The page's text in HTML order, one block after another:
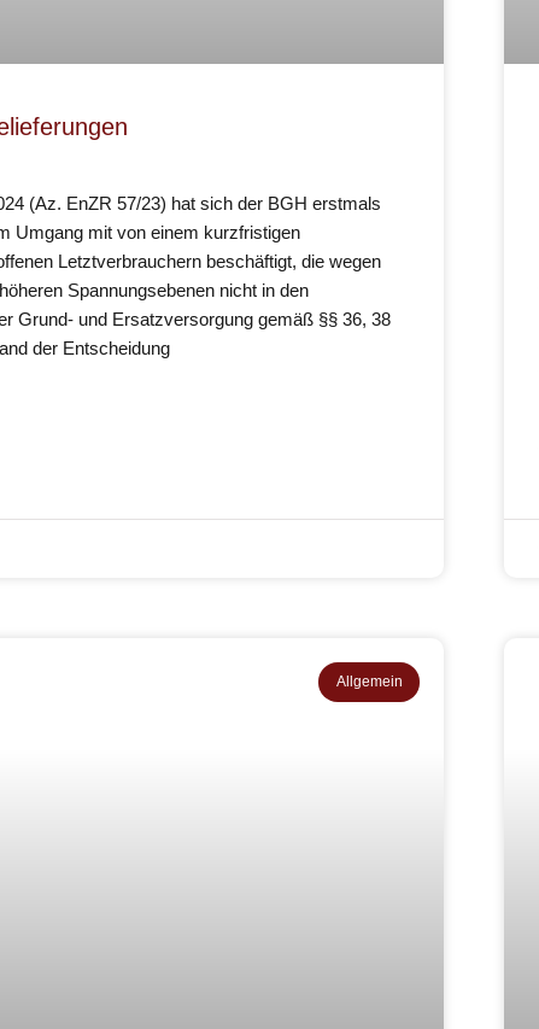
(Az. EnZR 57/23) hat sich der BGH erstmals
Umgang mit von einem kurzfristigen
Letztverbrauchern beschäftigt, die wegen
Spannungsebenen nicht in den
Grund- und Ersatzversorgung gemäß §§ 36, 38
der Entscheidung
Allgemein